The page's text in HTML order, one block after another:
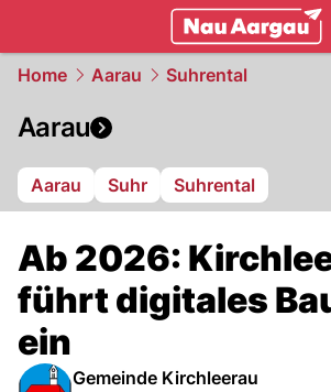
Home Aarau Suhrental
Aarau
Aarau Suhr Suhrental
Ab 2026:
führt digitales
ein
Gemeinde Kirchleerau